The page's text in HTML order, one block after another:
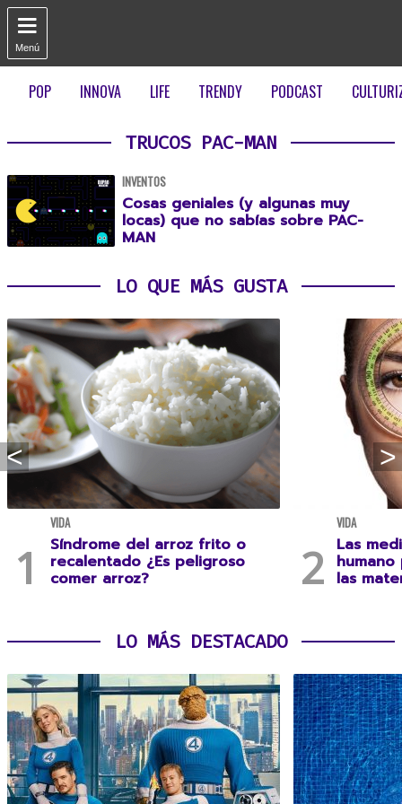

Menú
POP INNOVA LIFE TRENDY PODCAST
TRUCOS PAC-MAN
INVENTOS
Cosas geniales (y algunas muy
locas) que no sabías sobre PAC-
MAN
LO QUE MÁS GUSTA
VIDA
Síndrome del arroz frito o
recalentado ¿Es peligroso
comer arroz?
VIDA
Las
las
LO MÁS DESTACADO